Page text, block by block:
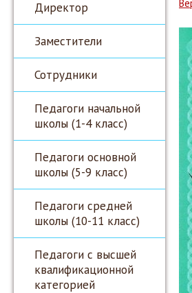
Директор
Заместители
Сотрудники
Педагоги начальной
школы (1-4 класс)
Педагоги основной
школы (5-9 класс)
Педагоги средней
школы (10-11 класс)
Педагоги с высшей
квалификационной
категорией